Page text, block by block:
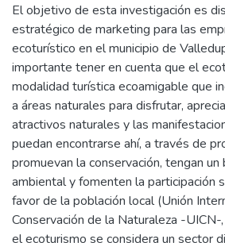
El objetivo de esta investigación es
estratégico de marketing para las
ecoturístico en el municipio de
importante tener en cuenta que el
modalidad turística ecoamigable que
a áreas naturales para disfrutar,
atractivos naturales y las
puedan encontrarse ahí, a través de
promuevan la conservación, tengan
ambiental y fomenten la participación
favor de la población local (Unión
Conservación de la Naturaleza -
el ecoturismo se considera un sector